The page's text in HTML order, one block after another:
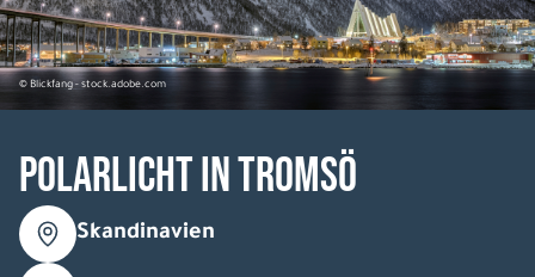
© Blickfang - stock.adobe.com
Polarlicht in Tromsö
Skandinavien